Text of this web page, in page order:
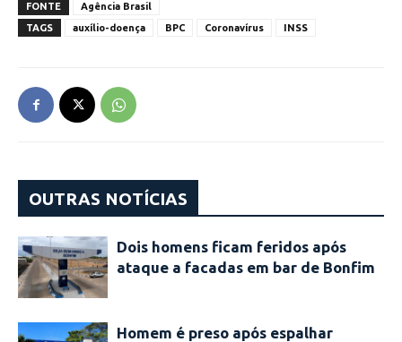
FONTE
Agência Brasil
TAGS
auxílio-doença BPC Coronavírus INSS
OUTRAS NOTÍCIAS
Dois homens ficam feridos após
ataque a facadas em bar de Bonfim
Homem é preso após espalhar